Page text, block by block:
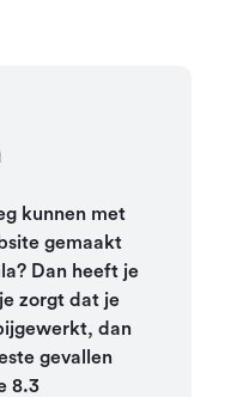
kunnen met
gemaakt
Dan heeft je
zorgt dat je
dan
gevallen
8.3